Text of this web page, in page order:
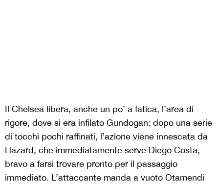
Il Chelsea libera, anche un po’ a fatica, l’area di
rigore, dove si era infilato Gundogan: dopo una serie
di tocchi pochi raffinati, l’azione viene innescata da
Hazard, che immediatamente serve Diego Costa,
bravo a farsi trovare pronto per il passaggio
immediato. L’attaccante manda a vuoto Otamendi